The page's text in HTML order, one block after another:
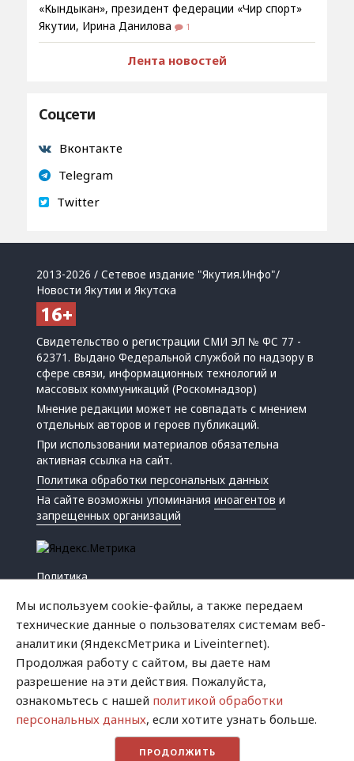
«Кындыкан», президент федерации «Чир спорт»
Якутии, Ирина Данилова
1
Лента новостей
Соцсети
Вконтакте
Telegram
Twitter
2013-2026 / Сетевое издание "Якутия.Инфо"/
Новости Якутии и Якутска
Свидетельство о регистрации СМИ ЭЛ № ФС 77 -
62371. Выдано Федеральной службой по надзору в
сфере связи, информационных технологий и
массовых коммуникаций (Роскомнадзор)
Мнение редакции может не совпадать с мнением
отдельных авторов и героев публикаций.
При использовании материалов обязательна
активная ссылка на сайт.
Политика обработки персональных данных
На сайте возможны упоминанияиноагентов и
запрещенных организаций
Политика
Криминал
Успех
Хватит это терпеть
Мы используем cookie-файлы, а также передаем
технические данные о пользователях системам веб-
аналитики (ЯндексМетрика и Liveinternet).
Продолжая работу с сайтом, вы даете нам
разрешение на эти действия. Пожалуйста,
ознакомьтесь с нашей политикой обработки
персональных данных, если хотите узнать больше.
ПРОДОЛЖИТЬ